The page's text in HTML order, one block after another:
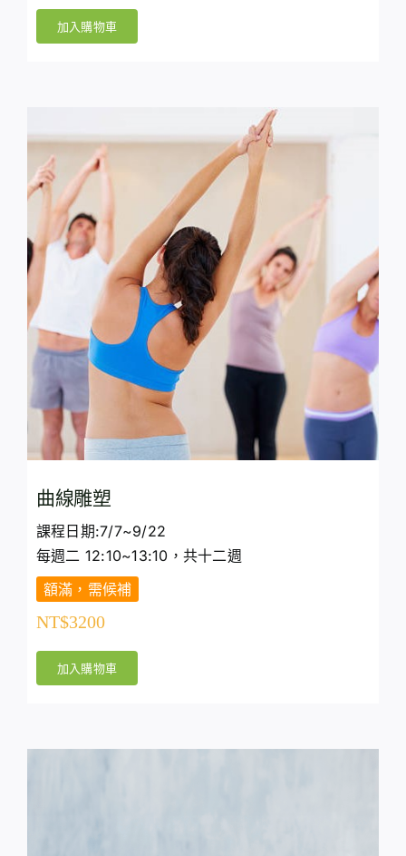
加入購物車
曲線雕塑
課程日期:7/7~9/22
每週二 12:10~13:10，共十二週
額滿，需候補
NT$3200
加入購物車